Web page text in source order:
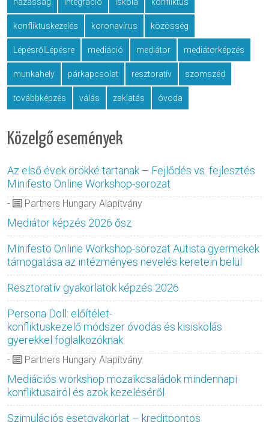
konfliktuskezelés koronavírus közösség
LépésrőlLépésre mediáció mediátor mediátorképzés
munkahely párkapcsolat resztoratív szomszéd
továbbképzés válás zaklatás óvoda
Közelgő események
Az első évek örökké tartanak – Fejlődés vs. fejlesztés
Minifesto Online Workshop-sorozat
- Partners Hungary Alapítvány
Mediátor képzés 2026 ősz
Minifesto Online Workshop-sorozat Autista gyermekek
támogatása az intézményes nevelés keretein belül
Resztoratív gyakorlatok képzés 2026
Persona Doll: előítélet-
konfliktuskezelő módszer óvodás és kisiskolás
gyerekkel foglalkozóknak
- Partners Hungary Alapítvány
Mediációs workshop mozaikcsaládok mindennapi
konfliktusairól és azok kezeléséről
Szimulációs esetgyakorlat – kreditpontos